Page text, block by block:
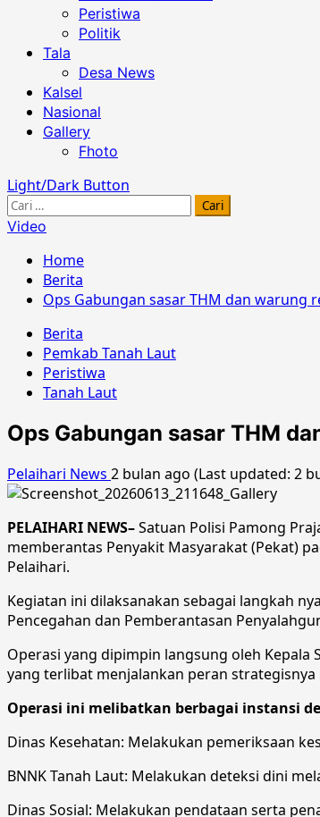
Peristiwa
Politik
Tala
Desa News
Kalsel
Nasional
Gallery
Fhoto
Light/Dark Button
Cari
untuk:
Video
Home
Berita
Ops Gabungan sasar THM dan warung
Berita
Pemkab Tanah Laut
Peristiwa
Tanah Laut
Ops Gabungan sasar THM
Pelaihari News 2 bulan ago (Last updated: 2
PELAIHARI NEWS–Satuan Polisi Pamong
memberantas Penyakit Masyarakat (Pekat)
Pelaihari.
Kegiatan ini dilaksanakan sebagai langkah
Pencegahan dan Pemberantasan
Operasi yang dipimpin langsung oleh Kepala
yang terlibat menjalankan peran
Operasi ini melibatkan berbagai instansi
Dinas Kesehatan: Melakukan pemeriksaan
BNNK Tanah Laut: Melakukan deteksi dini
Dinas Sosial: Melakukan pendataan serta